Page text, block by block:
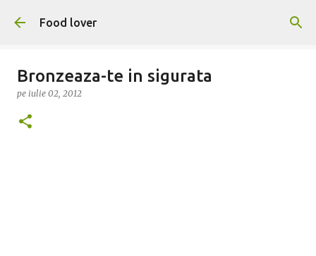
Treceți la conținutul principal
Food lover
Bronzeaza-te in sigurata
pe iulie 02, 2012